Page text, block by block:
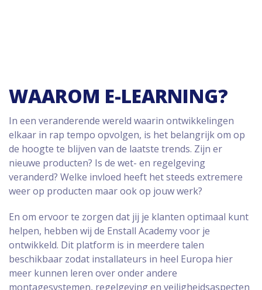
WAAROM E-LEARNING?
In een veranderende wereld waarin ontwikkelingen
elkaar in rap tempo opvolgen, is het belangrijk om op
de hoogte te blijven van de laatste trends. Zijn er
nieuwe producten? Is de wet- en regelgeving
veranderd? Welke invloed heeft het steeds extremere
weer op producten maar ook op jouw werk?
En om ervoor te zorgen dat jij je klanten optimaal kunt
helpen, hebben wij de Enstall Academy voor je
ontwikkeld. Dit platform is in meerdere talen
beschikbaar zodat installateurs in heel Europa hier
meer kunnen leren over onder andere
montagesystemen, regelgeving en veiligheidsaspecten